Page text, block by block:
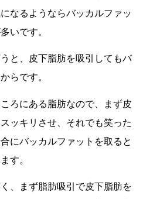
なるようならバッカルファッ
いです。
と、皮下脂肪を吸引してもバ
らです。
ろにある脂肪なので、まず皮
ッキリさせ、それでも笑った
にバッカルファットを取ると
す。
、まず脂肪吸引で皮下脂肪を